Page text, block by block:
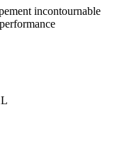
incontournable